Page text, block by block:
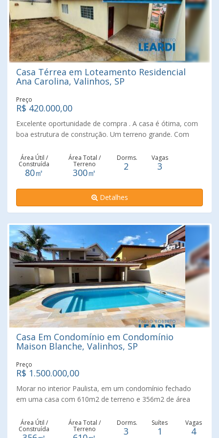
churrasqueira, forno de pizza e apoio com banheiro
externo. O imóvel ainda dispõe de garagem coberta,
jardim, portão eletrônico e sistema de segurança, unindo
conforto, praticidade e excelente localização, com estudo
de permuta como parte da negociação.
Casa Térrea em Loteamento Residencial
Ana Carolina, Valinhos, SP
Preço
R$ 420.000,00
Excelente oportunidade de compra . A casa é ótima, com
boa estrutura de construção. Um terreno grande. Com
area gourmet e piscina. O bairro está bastante valorizado,
próximo a padarias, mercados, açougue , academia,
vários comércios. Há 5 minutos de uma praça enorme,
com playground, local para caminhada, quadra
poliesportiva. Uma oportunidade de compra com
excelente custo benefício. Ha 10 minutos do Centro de
Área Útil /
Construída
80㎡
Área Total /
Terreno
300㎡
Dorms.
2
Vagas
3
Detalhes
Casa Em Condomínio em Condomínio
Maison Blanche, Valinhos, SP
Preço
R$ 1.500.000,00
Morar no interior Paulista, em um condomínio fechado
em uma casa com 610m2 de terreno e 356m2 de área
São 3 dormitórios e 1 suíte, com armários planejados,
lindo banheiro com box, sacada com vista panorâmica e
Área Útil /
Construída
Área Total /
Terreno
Dorms.
3
Suítes
1
Vagas
4